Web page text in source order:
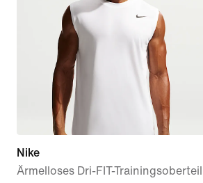
Nike
Ärmelloses Dri-FIT-Trainingsoberteil